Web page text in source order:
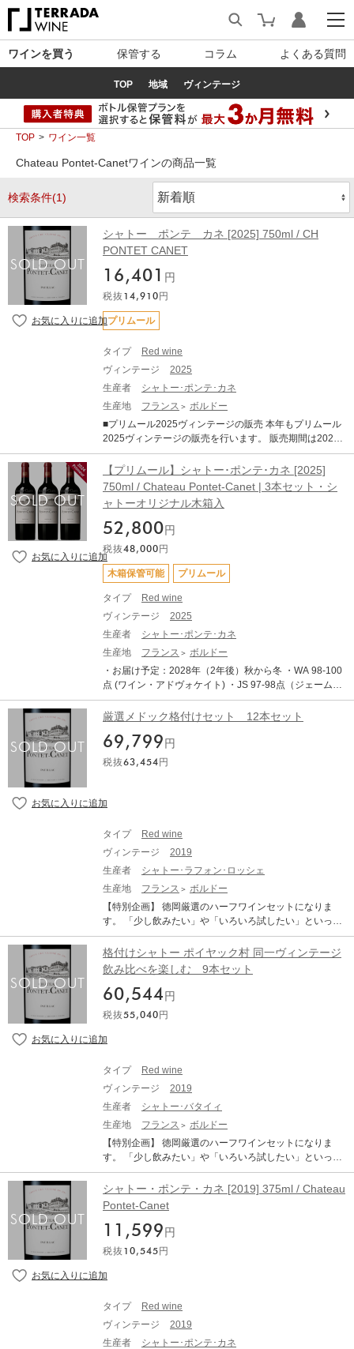
ワインを買う 保管する コラム よくある質問
TOP 地域 ヴィンテージ
TOP ワイン一覧
Chateau Pontet-Canetワインの商品一覧
検索条件(1)
シャトー ポンテ カネ [2025] 750ml / CH
PONTET CANET
16,401 円
税抜 14,910 円
プリムール
タイプ
Red wine
ヴィンテージ
2025
生産者
シャトー･ポンテ･カネ
生産地
フランス
ボルドー
■プリムール2025ヴィンテージの販売 本年もプリムール
2025ヴィンテージの販売を行います。 販売期間は2026
年7月21日17:00～11月30日までとなります。 ■商品につ
いて シャトー ポンテ カネ [2025] 750ml ×1 ・WA (Wi
ne Advocate) ・JS 97-98 （James Suckling） セラーで
の醸造方針は、果実の個性を尊重し、いかなる過剰な処
理も避けることでした。 2025年はパンチダウンを行わ
ず、セーニュも時折行う程度にとどめました。 選果から
天然酵母の管理、発酵、酸素供給、不活性ガス注入に至
るまで、すべての工程が厳格さと精密さによって行わ
れ、ブドウ本来の品質と、ブドウ畑で注がれた努力を損
なわないよう、あらゆる調整が施されました。 素晴らし
い2025年ヴィンテージは、凝縮感があり、ジューシー
で、表現力豊か、 骨格があり、エレガントです。間違い
なく当ワイナリーにとって傑出したヴィンテージであ
り、 極めて卓越したポンテ・カネです！ ※pontet-canet-
2025 technicalより ■ボルドー2025年について 2025年
ヴィンテージは、近年の高糖度・高アルコール化の傾向
から一転し、「クラシックなアルコール度数」と「完璧
テンシャルの秘めた素晴しいヴィンテージとなりまし
た。 6～8月の平均気温は過去10年平均を大きく上回る暑
く乾燥した夏でしたが、夜間に気温が下がったことで美
しい酸が保持されました 結果として、過熟感やオークの
主張といった過剰な要素が極めて少なく 、濃縮感、フレ
この30年の中でも最も少ないレベルに落ち込んでいま
いますが、生産量が限定的なヴィンテージとなります。
赤ワインは総じて非常に品質が良く、濃厚で骨格があり
ながらもエレガントで、純粋な果実味を備えています。
高さを強く感じさせます。 また、白ワインも大変すばら
しいヴィンテージです。 完熟ブドウ由来のアロマティッ
クさと、早い収穫によって維持された活き活きとした酸
との対比が素晴らしい仕上がりです 純度、複雑さ、バラ
ンスを兼ね備えたバランスで、申し分のない素晴らしい
アロマとボディを備えております。 -------------------------
※写真はイメージとなります。エチケットなど変更とな
る場合がございます。 ※説明の内容はAI翻訳による和訳
す。 ※ご配送料はご購入状況に応じてご決済時に加算と
なります。 ※TERRADA WINE STORAGEボトル保管へ
【プリムール】シャトー･ポンテ･カネ [2025]
750ml / Chateau Pontet-Canet | 3本セット・シ
ャトーオリジナル木箱入
52,800 円
税抜48,000 円
木箱保管可能 プリムール
タイプ
Red wine
ヴィンテージ
2025
生産者
シャトー･ポンテ･カネ
生産地
フランス
ボルドー
・お届け予定：2028年（2年後）秋から冬 ・WA 98-100
点 (ワイン・アドヴォケイト) ・JS 97-98点（ジェーム
ス・サックリング） ・AG 97-99点 (アントーニオ・ガッ
ローニ) ・TERRADA WINE STORAGEへのお預け入れが
「木箱保管」 対象商品です。 ・日本への輸送は低温管理
された船便（リーファー輸送）を使用します。 ・表示価
格は各種輸入費用や税金を含めた総額です、追加費用は
級でありながら、近年その品質、評価、そして発信力に
れがシャトー・ポンテ・カネです。シャトー・ムート
ン・ロートシルトの真正面という、ポイヤックでも屈指
のテロワールに畑を構えるこのシャトーは、長い歴史を
持ちながらも、現オーナーアルフレッド・テスロンの登
場によって劇的な飛躍を遂げました。大胆な設備投資、
な見直し、そのすべてが、ポンテ・カネを“第五級”か
ら、“格付けそのものを問い直す存在”へと押し上げたので
ディナミへ転換したことは、ボルドー全体に大きな衝撃
を与えました。馬による耕作、500番・501番調剤、ハー
目指すカバークロップ、ポンテ・カネは単なる有機栽培
ではなく、畑そのものをひとつの生命体として捉える哲
ンポポ、カモミール、ヤロウなどを用いた煎剤とティザ
ポンテ・カネはこの哲学を象徴する言葉として、「自然
が駆け抜ける年」というメッセージを掲げました。冬は
4月末以降、天候は一変し、わずか4か月で降雨量は僅か
96mmという極めて乾燥した夏へと移行します。ポン
テ・カネのチームは、樹勢を守るため葉量を抑え、果実
を“日陰で熟させる”という高度なキャノピーマネジメント
燥を見事にコントロールしました。メルローは8月末には
すでに完熟し、9月2日、ポンテ・カネ史上最も早い収穫
が始まります。その後、カベルネ・ソーヴィニヨン、カ
ベルネ・フラン、そして最後のプティ・ヴェルドまで、9
月23日に収穫が完了しました。2025年のアッサンブラー
ジュは、カベルネ・ソーヴィニヨン56%、メルロー3
は、新樽50%、コンクリート・アンフォラ35%、1年使
で行われます。セラーで掲げられた唯一のルールは、“果
実を尊重し、決してやり過ぎないこと。「2025年はピジ
ャージュを一切行わず、必要最低限のセニエのみ。天然
厳選メドック格付けセット 12本セット
69,799 円
税抜63,454 円
タイプ
Red wine
ヴィンテージ
2019
生産者
シャトー･ラフォン･ロッシェ
生産地
フランス
ボルドー
【特別企画】 徳岡厳選のハーフワインセットになりま
す。 「少し飲みたい」や「いろいろ試したい」といった
方にオススメの ハーフワインの企画になります。 年末年
始などワインが欲しいシーンが多い時期にいかがでしょ
うか？ ■メドック格付けセット 合計本数 12本 シャト
ー・ラフォン・ロッシェ 2019 /375ml ハーフボトル シャ
トー バタイエ 2019 /375ml ハーフボトル シャトー・クレ
ール・ミロン 2019 /375ml ハーフボトル シャトー・クレ
ール・ミロン 2020 /375ml ハーフボトル シャトー・ダル
マイヤック 2019 /375ml ハーフボトル シャトー・ダルマ
カネ 2019 /375ml ハーフボトル シャトー・ベイシュヴェ
ル 2019 /375ml ハーフボトル シャトー・ド・カマンサッ
ク 2019 /375ml ハーフボトル シャトー・ベルグラーヴ 2
018 /375ml ハーフボトル シャトー・ベルグラーヴ 2019 /
375ml ハーフボトル シャトー・ラ・トゥール・カルネ 2
です。 厳選した12本で銘柄や年数の違いを ハーフという
お試しやすい形で楽しんでいただけるセットになりま
容量375ml） ※セット商品になるため、11月下旬ごろの
お届け予定になります。
格付けシャトー ポイヤック村 同一ヴィンテージ
飲み比べを楽しむ 9本セット
60,544 円
税抜55,040 円
タイプ
Red wine
ヴィンテージ
2019
生産者
シャトー･バタイィ
生産地
フランス
ボルドー
【特別企画】 徳岡厳選のハーフワインセットになりま
す。 「少し飲みたい」や「いろいろ試したい」といった
方にオススメの ハーフワインの企画になります。 年末年
始などワインが欲しいシーンが多い時期にいかがでしょ
うか？ ■格付けシャトー ポイヤック村 同一ヴィンテージ
飲み比べセット 合計本数 9本 シャトー・デュアール・
ミロン 2019 /375ml ハーフボトル シャトー バタイエ 201
9 /375ml ハーフボトル シャトー・ポンテ・カネ 2019 /37
5ml ハーフボトル シャトー・グラン・ピュイ・デュカス
2019 /375ml ハーフボトル シャトー・ランシュ・バージ
サ 2019 /375ml ハーフボトル シャトー・ダルマイヤック
2019 /375ml ハーフボトル シャトー・クレール・ミロン
2019 /375ml ハーフボトル シャトー・クロワゼ・バージ
ュ 2019 /375ml ハーフボトル 格付けシャトーポイヤック
シャトー・ポンテ・カネ [2019] 375ml / Chateau
Pontet-Canet
11,599 円
税抜 10,545 円
タイプ
Red wine
ヴィンテージ
2019
生産者
シャトー･ポンテ･カネ